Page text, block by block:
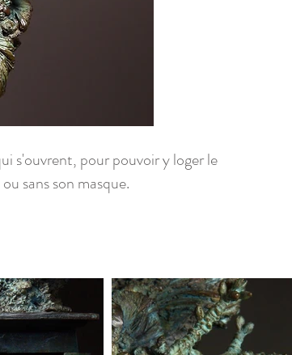
s'ouvrent, pour pouvoir y loger le
sans son masque.